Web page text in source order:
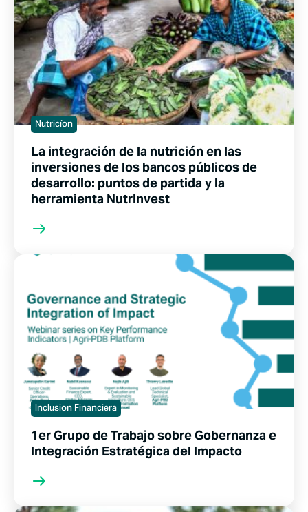
Nutricíon
La integración de la nutrición en las
inversiones de los bancos públicos de
desarrollo: puntos de partida y la
herramienta NutrInvest
Inclusion Financiera
1er Grupo de Trabajo sobre Gobernanza e
Integración Estratégica del Impacto